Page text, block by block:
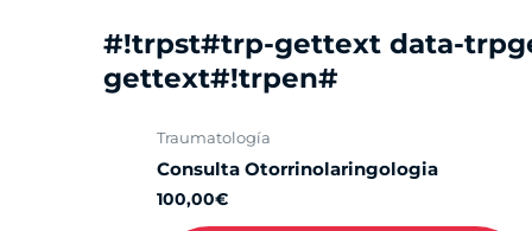
#!trpst#trp-gettext data-
gettext#!trpen#
Traumatología
Consulta Otorrinolaringologia
100,00€